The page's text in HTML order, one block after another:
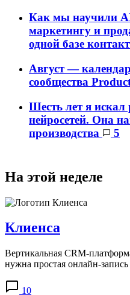
Как мы научили
маркетингу и
одной базе
Август —
сообщества
Шесть лет я искал
нейросетей. Она
производства
5
На этой неделе
Клиенса
Вертикальная CRM-
нужна простая онлайн-
10